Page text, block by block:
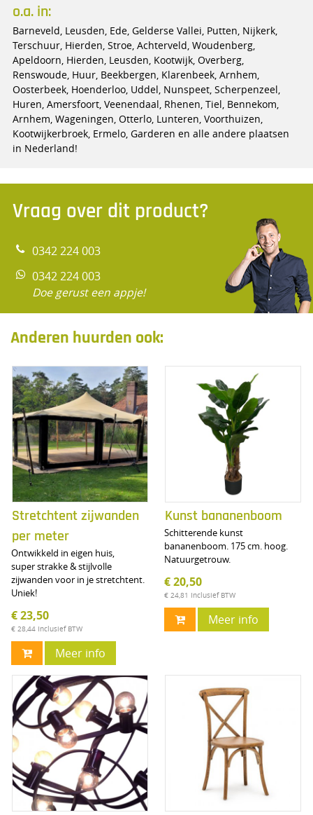
o.a. in:
Barneveld, Leusden, Ede, Gelderse Vallei, Putten, Nijkerk,
Terschuur, Hierden, Stroe, Achterveld, Woudenberg,
Apeldoorn, Hierden, Leusden, Kootwijk, Overberg,
Renswoude, Huur, Beekbergen, Klarenbeek, Arnhem,
Oosterbeek, Hoenderloo, Uddel, Nunspeet, Scherpenzeel,
Huren, Amersfoort, Veenendaal, Rhenen, Tiel, Bennekom,
Arnhem, Wageningen, Otterlo, Lunteren, Voorthuizen,
Kootwijkerbroek, Ermelo, Garderen en alle andere plaatsen
in Nederland!
Vraag over dit product?
0342 224 003
0342 224 003
Doe gerust een appje!
Anderen huurden ook:
Stretchtent zijwanden
per meter
Ontwikkeld in eigen huis,
super strakke & stijlvolle
zijwanden voor in je stretchtent.
Uniek!
€ 23,50
€ 28,44 Inclusief BTW
Meer info
Kunst bananenboom
Schitterende kunst
bananenboom. 175 cm. hoog.
Natuurgetrouw.
€ 20,50
€ 24,81 Inclusief BTW
Meer info